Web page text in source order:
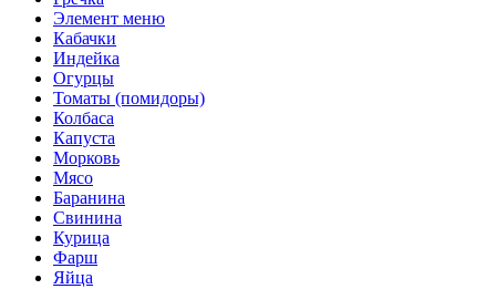
Элемент меню
Кабачки
Индейка
Огурцы
Томаты (помидоры)
Колбаса
Капуста
Морковь
Мясо
Баранина
Свинина
Курица
Фарш
Яйца